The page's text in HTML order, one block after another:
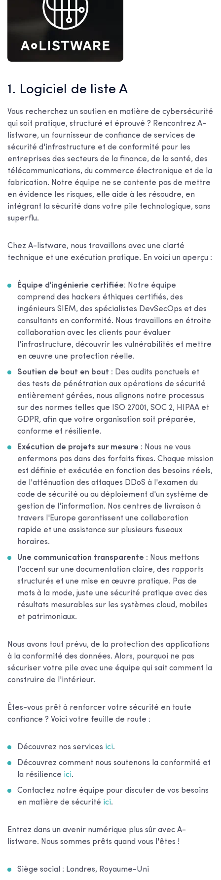
1. Logiciel de liste A
Vous recherchez un soutien en matière de cybersécurité
qui soit pratique, structuré et éprouvé ? Rencontrez A-
listware, un fournisseur de confiance de services de
sécurité d'infrastructure et de conformité pour les
entreprises des secteurs de la finance, de la santé, des
télécommunications, du commerce électronique et de la
fabrication. Notre équipe ne se contente pas de mettre
en évidence les risques, elle aide à les résoudre, en
intégrant la sécurité dans votre pile technologique, sans
superflu.
Chez A-listware, nous travaillons avec une clarté
technique et une exécution pratique. En voici un aperçu :
Équipe d'ingénierie certifiée: Notre équipe
comprend des hackers éthiques certifiés, des
ingénieurs SIEM, des spécialistes DevSecOps et des
consultants en conformité. Nous travaillons en étroite
collaboration avec les clients pour évaluer
l'infrastructure, découvrir les vulnérabilités et mettre
en œuvre une protection réelle.
Soutien de bout en bout : Des audits ponctuels et
des tests de pénétration aux opérations de sécurité
entièrement gérées, nous alignons notre processus
sur des normes telles que ISO 27001, SOC 2, HIPAA et
GDPR, afin que votre organisation soit préparée,
conforme et résiliente.
Exécution de projets sur mesure : Nous ne vous
enfermons pas dans des forfaits fixes. Chaque mission
est définie et exécutée en fonction des besoins réels,
de l'atténuation des attaques DDoS à l'examen du
code de sécurité ou au déploiement d'un système de
gestion de l'information. Nos centres de livraison à
travers l'Europe garantissent une collaboration
rapide et une assistance sur plusieurs fuseaux
horaires.
Une communication transparente : Nous mettons
l'accent sur une documentation claire, des rapports
structurés et une mise en œuvre pratique. Pas de
mots à la mode, juste une sécurité pratique avec des
résultats mesurables sur les systèmes cloud, mobiles
et patrimoniaux.
Nous avons tout prévu, de la protection des applications
à la conformité des données. Alors, pourquoi ne pas
sécuriser votre pile avec une équipe qui sait comment la
construire de l'intérieur.
Êtes-vous prêt à renforcer votre sécurité en toute
confiance ? Voici votre feuille de route :
Découvrez nos services ici.
Découvrez comment nous soutenons la conformité et
la résilience ici.
Contactez notre équipe pour discuter de vos besoins
en matière de sécurité ici.
Entrez dans un avenir numérique plus sûr avec A-
listware. Nous sommes prêts quand vous l'êtes !
Siège social : Londres, Royaume-Uni